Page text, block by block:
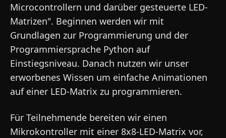
Microcontrollern und darüber gesteuerte LED-
Matrizen". Beginnen werden wir mit
Grundlagen zur Programmierung und der
Programmiersprache Python auf
Einstiegsniveau. Danach nutzen wir unser
erworbenes Wissen um einfache Animationen
auf einer LED-Matrix zu programmieren.
Für Teilnehmende bereiten wir einen
Mikrokontroller mit einer 8x8-LED-Matrix vor,